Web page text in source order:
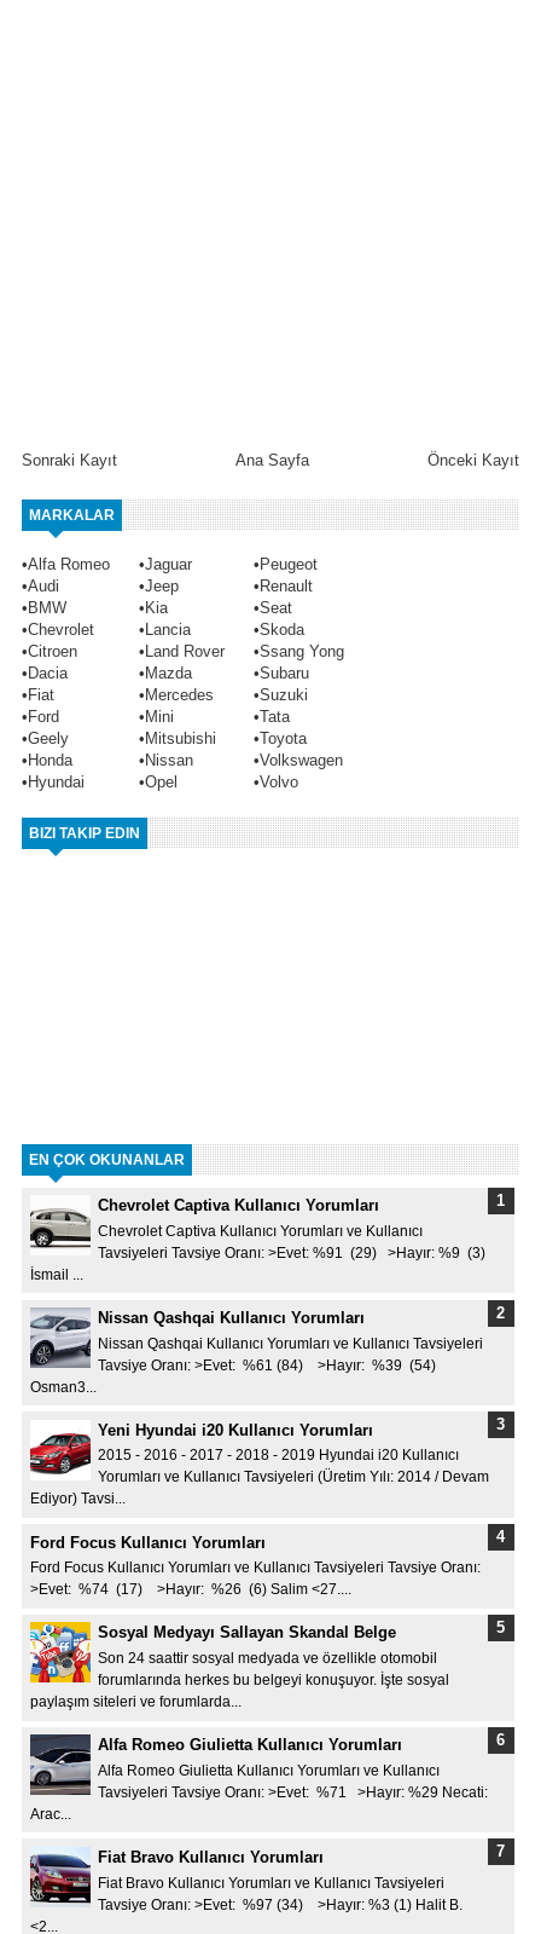
Sonraki Kayıt Önceki Kayıt
Ana Sayfa
MARKALAR
•Alfa Romeo •Jaguar • Peugeot
•Audi •Jeep • Renault
• BMW • Kia •Seat
•Chevrolet • Lancia •Skoda
•Citroen • Land Rover •Ssang Yong
• Dacia • Mazda •Subaru
• Fiat • Mercedes •Suzuki
• Ford • Mini •Tata
•Geely • Mitsubishi •Toyota
• Honda • Nissan •Volkswagen
• Hyundai •Opel •Volvo
BIZI TAKIP EDIN
EN ÇOK OKUNANLAR
Chevrolet Captiva Kullanıcı Yorumları
Chevrolet Captiva Kullanıcı Yorumları ve Kullanıcı
Tavsiyeleri Tavsiye Oranı: >Evet: %91 (29) >Hayır: %9 (3)
İsmail ...
Nissan Qashqai Kullanıcı Yorumları
Nissan Qashqai Kullanıcı Yorumları ve Kullanıcı Tavsiyeleri
Tavsiye Oranı: >Evet: %61 (84) >Hayır: %39 (54)
Osman3...
Yeni Hyundai i20 Kullanıcı Yorumları
2015 - 2016 - 2017 - 2018 - 2019 Hyundai i20 Kullanıcı
Yorumları ve Kullanıcı Tavsiyeleri (Üretim Yılı: 2014 / Devam
Ediyor) Tavsi...
Ford Focus Kullanıcı Yorumları
Ford Focus Kullanıcı Yorumları ve Kullanıcı Tavsiyeleri Tavsiye Oranı:
>Evet: %74 (17) >Hayır: %26 (6) Salim <27....
Sosyal Medyayı Sallayan Skandal Belge
Son 24 saattir sosyal medyada ve özellikle otomobil
forumlarında herkes bu belgeyi konuşuyor. İşte sosyal
paylaşım siteleri ve forumlarda...
Alfa Romeo Giulietta Kullanıcı Yorumları
Alfa Romeo Giulietta Kullanıcı Yorumları ve Kullanıcı
Tavsiyeleri Tavsiye Oranı: >Evet: %71 >Hayır: %29 Necati:
Arac...
Fiat Bravo Kullanıcı Yorumları
Fiat Bravo Kullanıcı Yorumları ve Kullanıcı Tavsiyeleri
Tavsiye Oranı: >Evet: %97 (34) >Hayır: %3 (1) Halit B.
<2...